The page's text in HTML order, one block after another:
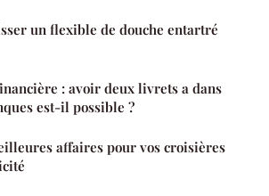
un flexible de douche entartré
: avoir deux livrets a dans
est-il possible ?
affaires pour vos croisières